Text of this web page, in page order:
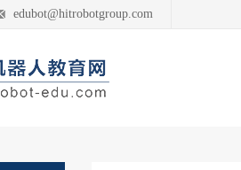
edubot@hitrobotgroup.com